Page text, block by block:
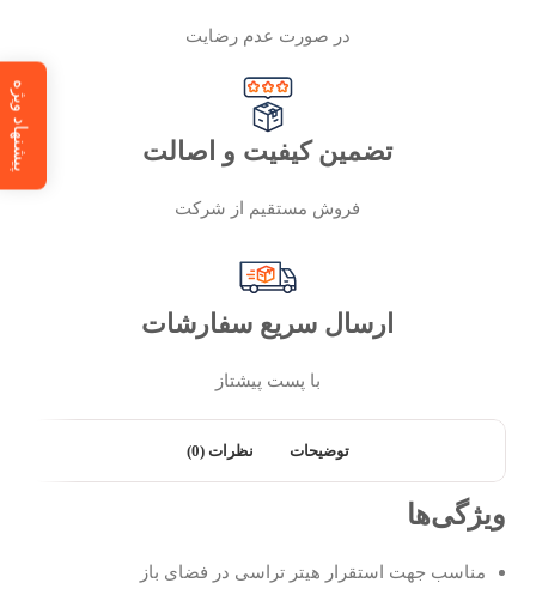
در صورت عدم رضایت
تضمین کیفیت و اصالت
فروش مستقیم از شرکت
ارسال سریع سفارشات
با پست پیشتاز
توضیحات نظرات (0)
ویژگی‌ها
مناسب جهت استقرار هیتر تراسی در فضای باز
پیشنهاد ویژه